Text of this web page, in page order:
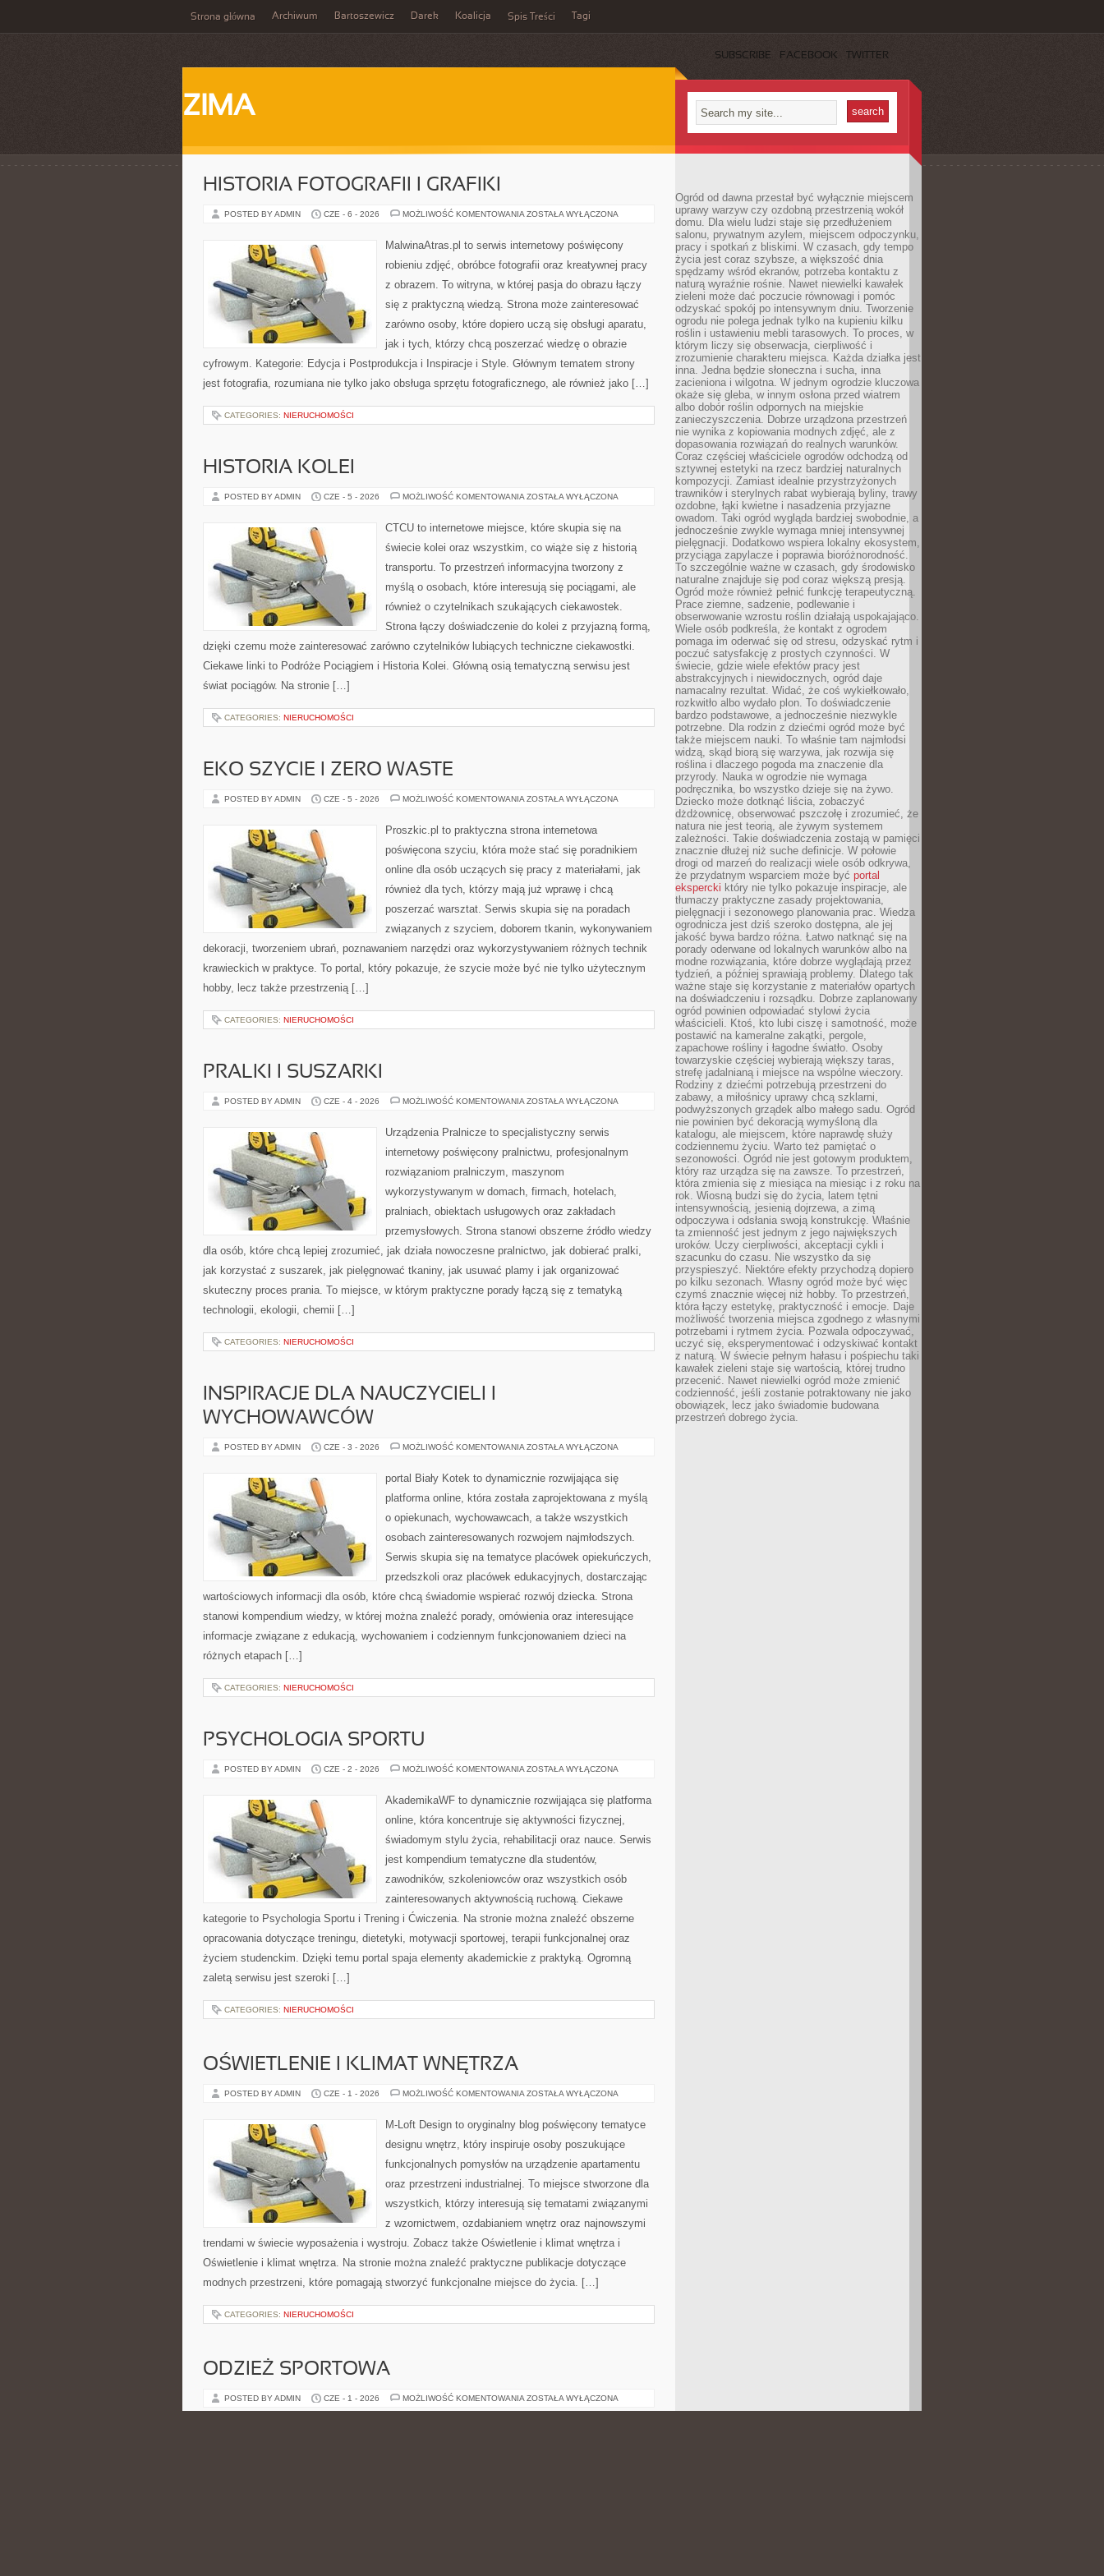
Strona główna Archiwum Bartoszewicz Darek Koalicja Spis Treści Tagi
SUBSCRIBE FACEBOOK TWITTER
ZIMA
HISTORIA FOTOGRAFII I GRAFIKI
POSTED BY ADMIN CZE - 6 - 2026 MOŻLIWOŚĆ KOMENTOWANIA HISTORIA
GRAFIKI
ZOSTAŁA WYŁĄCZONA
MalwinaAtras.pl to serwis internetowy poświęcony
robieniu zdjęć, obróbce fotografii oraz kreatywnej pracy
z obrazem. To witryna, w której pasja do obrazu łączy
się z praktyczną wiedzą. Strona może zainteresować
zarówno osoby, które dopiero uczą się obsługi aparatu,
jak i tych, którzy chcą poszerzać wiedzę o obrazie
cyfrowym. Kategorie: Edycja i Postprodukcja i Inspiracje i Style. Głównym tematem strony
jest fotografia, rozumiana nie tylko jako obsługa sprzętu fotograficznego, ale również jako […]
CATEGORIES: NIERUCHOMOŚCI
HISTORIA KOLEI
POSTED BY ADMIN CZE - 5 - 2026 MOŻLIWOŚĆ KOMENTOWANIA HISTORIA
ZOSTAŁA WYŁĄCZONA
CTCU to internetowe miejsce, które skupia się na
świecie kolei oraz wszystkim, co wiąże się z historią
transportu. To przestrzeń informacyjna tworzony z
myślą o osobach, które interesują się pociągami, ale
również o czytelnikach szukających ciekawostek.
Strona łączy doświadczenie do kolei z przyjazną formą,
dzięki czemu może zainteresować zarówno czytelników lubiących techniczne ciekawostki.
Ciekawe linki to Podróże Pociągiem i Historia Kolei. Główną osią tematyczną serwisu jest
świat pociągów. Na stronie […]
CATEGORIES: NIERUCHOMOŚCI
EKO SZYCIE I ZERO WASTE
POSTED BY ADMIN CZE - 5 - 2026 MOŻLIWOŚĆ KOMENTOWANIA EKO
ZERO
WASTE
ZOSTAŁA WYŁĄCZONA
Proszkic.pl to praktyczna strona internetowa
poświęcona szyciu, która może stać się poradnikiem
online dla osób uczących się pracy z materiałami, jak
również dla tych, którzy mają już wprawę i chcą
poszerzać warsztat. Serwis skupia się na poradach
związanych z szyciem, doborem tkanin, wykonywaniem
dekoracji, tworzeniem ubrań, poznawaniem narzędzi oraz wykorzystywaniem różnych technik
krawieckich w praktyce. To portal, który pokazuje, że szycie może być nie tylko użytecznym
hobby, lecz także przestrzenią […]
CATEGORIES: NIERUCHOMOŚCI
PRALKI I SUSZARKI
POSTED BY ADMIN CZE - 4 - 2026 MOŻLIWOŚĆ KOMENTOWANIA PRALKI
ZOSTAŁA WYŁĄCZONA
Urządzenia Pralnicze to specjalistyczny serwis
internetowy poświęcony pralnictwu, profesjonalnym
rozwiązaniom pralniczym, maszynom
wykorzystywanym w domach, firmach, hotelach,
pralniach, obiektach usługowych oraz zakładach
przemysłowych. Strona stanowi obszerne źródło wiedzy
dla osób, które chcą lepiej zrozumieć, jak działa nowoczesne pralnictwo, jak dobierać pralki,
jak korzystać z suszarek, jak pielęgnować tkaniny, jak usuwać plamy i jak organizować
skuteczny proces prania. To miejsce, w którym praktyczne porady łączą się z tematyką
technologii, ekologii, chemii […]
CATEGORIES: NIERUCHOMOŚCI
INSPIRACJE DLA NAUCZYCIELI I
WYCHOWAWCÓW
POSTED BY ADMIN CZE - 3 - 2026 MOŻLIWOŚĆ KOMENTOWANIA INSPIRACJE
WYCHOWAWCÓW
ZOSTAŁA WYŁĄCZONA
portal Biały Kotek to dynamicznie rozwijająca się
platforma online, która została zaprojektowana z myślą
o opiekunach, wychowawcach, a także wszystkich
osobach zainteresowanych rozwojem najmłodszych.
Serwis skupia się na tematyce placówek opiekuńczych,
przedszkoli oraz placówek edukacyjnych, dostarczając
wartościowych informacji dla osób, które chcą świadomie wspierać rozwój dziecka. Strona
stanowi kompendium wiedzy, w której można znaleźć porady, omówienia oraz interesujące
informacje związane z edukacją, wychowaniem i codziennym funkcjonowaniem dzieci na
różnych etapach […]
CATEGORIES: NIERUCHOMOŚCI
PSYCHOLOGIA SPORTU
POSTED BY ADMIN CZE - 2 - 2026 MOŻLIWOŚĆ KOMENTOWANIA PSYCHOLOGIA
ZOSTAŁA WYŁĄCZONA
AkademikaWF to dynamicznie rozwijająca się platforma
online, która koncentruje się aktywności fizycznej,
świadomym stylu życia, rehabilitacji oraz nauce. Serwis
jest kompendium tematyczne dla studentów,
zawodników, szkoleniowców oraz wszystkich osób
zainteresowanych aktywnością ruchową. Ciekawe
kategorie to Psychologia Sportu i Trening i Ćwiczenia. Na stronie można znaleźć obszerne
opracowania dotyczące treningu, dietetyki, motywacji sportowej, terapii funkcjonalnej oraz
życiem studenckim. Dzięki temu portal spaja elementy akademickie z praktyką. Ogromną
zaletą serwisu jest szeroki […]
CATEGORIES: NIERUCHOMOŚCI
OŚWIETLENIE I KLIMAT WNĘTRZA
POSTED BY ADMIN CZE - 1 - 2026 MOŻLIWOŚĆ KOMENTOWANIA OŚWIETLENIE
WNĘTRZA
ZOSTAŁA WYŁĄCZONA
M-Loft Design to oryginalny blog poświęcony tematyce
designu wnętrz, który inspiruje osoby poszukujące
funkcjonalnych pomysłów na urządzenie apartamentu
oraz przestrzeni industrialnej. To miejsce stworzone dla
wszystkich, którzy interesują się tematami związanymi
z wzornictwem, ozdabianiem wnętrz oraz najnowszymi
trendami w świecie wyposażenia i wystroju. Zobacz także Oświetlenie i klimat wnętrza i
Oświetlenie i klimat wnętrza. Na stronie można znaleźć praktyczne publikacje dotyczące
modnych przestrzeni, które pomagają stworzyć funkcjonalne miejsce do życia. […]
CATEGORIES: NIERUCHOMOŚCI
ODZIEŻ SPORTOWA
POSTED BY ADMIN CZE - 1 - 2026 MOŻLIWOŚĆ KOMENTOWANIA ODZIEŻ
ZOSTAŁA WYŁĄCZONA
Ogród od dawna przestał być wyłącznie miejscem
uprawy warzyw czy ozdobną przestrzenią wokół
domu. Dla wielu ludzi staje się przedłużeniem
salonu, prywatnym azylem, miejscem odpoczynku,
pracy i spotkań z bliskimi. W czasach, gdy tempo
życia jest coraz szybsze, a większość dnia
spędzamy wśród ekranów, potrzeba kontaktu z
naturą wyraźnie rośnie. Nawet niewielki kawałek
zieleni może dać poczucie równowagi i pomóc
odzyskać spokój po intensywnym dniu. Tworzenie
ogrodu nie polega jednak tylko na kupieniu kilku
roślin i ustawieniu mebli tarasowych. To proces, w
którym liczy się obserwacja, cierpliwość i
zrozumienie charakteru miejsca. Każda działka jest
inna. Jedna będzie słoneczna i sucha, inna
zacieniona i wilgotna. W jednym ogrodzie kluczowa
okaże się gleba, w innym osłona przed wiatrem
albo dobór roślin odpornych na miejskie
zanieczyszczenia. Dobrze urządzona przestrzeń
nie wynika z kopiowania modnych zdjęć, ale z
dopasowania rozwiązań do realnych warunków.
Coraz częściej właściciele ogrodów odchodzą od
sztywnej estetyki na rzecz bardziej naturalnych
kompozycji. Zamiast idealnie przystrzyżonych
trawników i sterylnych rabat wybierają byliny, trawy
ozdobne, łąki kwietne i nasadzenia przyjazne
owadom. Taki ogród wygląda bardziej swobodnie, a
jednocześnie zwykle wymaga mniej intensywnej
pielęgnacji. Dodatkowo wspiera lokalny ekosystem,
przyciąga zapylacze i poprawia bioróżnorodność.
To szczególnie ważne w czasach, gdy środowisko
naturalne znajduje się pod coraz większą presją.
Ogród może również pełnić funkcję terapeutyczną.
Prace ziemne, sadzenie, podlewanie i
obserwowanie wzrostu roślin działają uspokajająco.
Wiele osób podkreśla, że kontakt z ogrodem
pomaga im oderwać się od stresu, odzyskać rytm i
poczuć satysfakcję z prostych czynności. W
świecie, gdzie wiele efektów pracy jest
abstrakcyjnych i niewidocznych, ogród daje
namacalny rezultat. Widać, że coś wykiełkowało,
rozkwitło albo wydało plon. To doświadczenie
bardzo podstawowe, a jednocześnie niezwykle
potrzebne. Dla rodzin z dziećmi ogród może być
także miejscem nauki. To właśnie tam najmłodsi
widzą, skąd biorą się warzywa, jak rozwija się
roślina i dlaczego pogoda ma znaczenie dla
przyrody. Nauka w ogrodzie nie wymaga
podręcznika, bo wszystko dzieje się na żywo.
Dziecko może dotknąć liścia, zobaczyć
dżdżownicę, obserwować pszczołę i zrozumieć, że
natura nie jest teorią, ale żywym systemem
zależności. Takie doświadczenia zostają w pamięci
znacznie dłużej niż suche definicje. W połowie
drogi od marzeń do realizacji wiele osób odkrywa,
że przydatnym wsparciem może być portal
ekspercki który nie tylko pokazuje inspiracje, ale
tłumaczy praktyczne zasady projektowania,
pielęgnacji i sezonowego planowania prac. Wiedza
ogrodnicza jest dziś szeroko dostępna, ale jej
jakość bywa bardzo różna. Łatwo natknąć się na
porady oderwane od lokalnych warunków albo na
modne rozwiązania, które dobrze wyglądają przez
tydzień, a później sprawiają problemy. Dlatego tak
ważne staje się korzystanie z materiałów opartych
na doświadczeniu i rozsądku. Dobrze zaplanowany
ogród powinien odpowiadać stylowi życia
właścicieli. Ktoś, kto lubi ciszę i samotność, może
postawić na kameralne zakątki, pergole,
zapachowe rośliny i łagodne światło. Osoby
towarzyskie częściej wybierają większy taras,
strefę jadalnianą i miejsce na wspólne wieczory.
Rodziny z dziećmi potrzebują przestrzeni do
zabawy, a miłośnicy uprawy chcą szklarni,
podwyższonych grządek albo małego sadu. Ogród
nie powinien być dekoracją wymyśloną dla
katalogu, ale miejscem, które naprawdę służy
codziennemu życiu. Warto też pamiętać o
sezonowości. Ogród nie jest gotowym produktem,
który raz urządza się na zawsze. To przestrzeń,
która zmienia się z miesiąca na miesiąc i z roku na
rok. Wiosną budzi się do życia, latem tętni
intensywnością, jesienią dojrzewa, a zimą
odpoczywa i odsłania swoją konstrukcję. Właśnie
ta zmienność jest jednym z jego największych
uroków. Uczy cierpliwości, akceptacji cykli i
szacunku do czasu. Nie wszystko da się
przyspieszyć. Niektóre efekty przychodzą dopiero
po kilku sezonach. Własny ogród może być więc
czymś znacznie więcej niż hobby. To przestrzeń,
która łączy estetykę, praktyczność i emocje. Daje
możliwość tworzenia miejsca zgodnego z własnymi
potrzebami i rytmem życia. Pozwala odpoczywać,
uczyć się, eksperymentować i odzyskiwać kontakt
z naturą. W świecie pełnym hałasu i pośpiechu taki
kawałek zieleni staje się wartością, której trudno
przecenić. Nawet niewielki ogród może zmienić
codzienność, jeśli zostanie potraktowany nie jako
obowiązek, lecz jako świadomie budowana
przestrzeń dobrego życia.